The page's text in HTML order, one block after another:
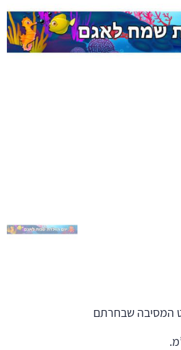
המסיבה שבחרתם